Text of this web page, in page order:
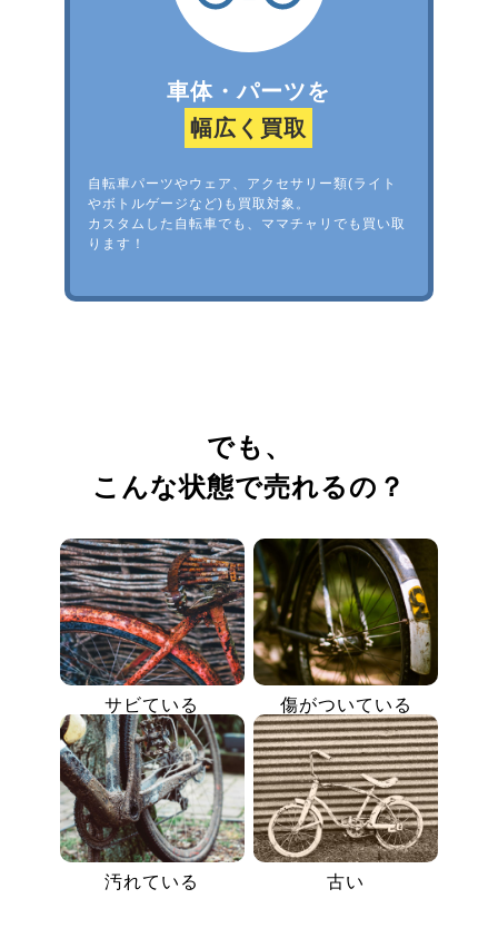
車体・パーツを
幅広く買取
自転車パーツやウェア、アクセサリー類(ライト
やボトルゲージなど)も買取対象。
カスタムした自転車でも、ママチャリでも買い取
ります！
でも、
こんな状態で売れるの？
サビている 傷がついている
汚れている 古い